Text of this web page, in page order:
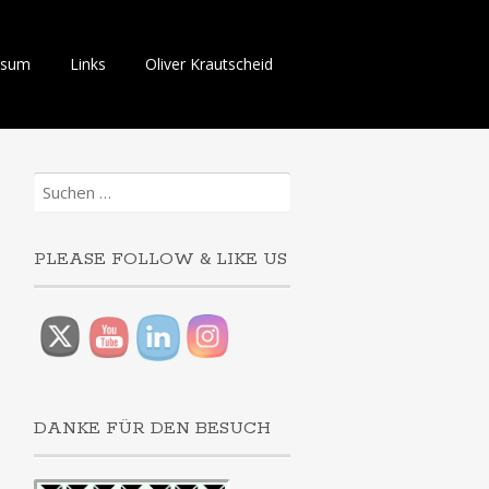
Links Oliver Krautscheid
Suchen
nach:
PLEASE FOLLOW & LIKE US
DANKE FÜR DEN BESUCH